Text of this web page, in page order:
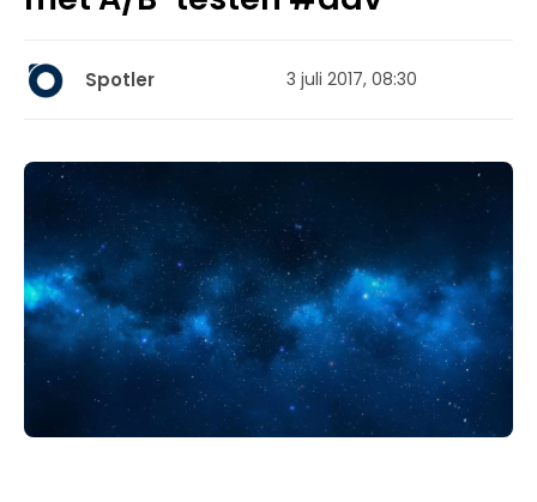
Spotler 3 juli 2017, 08:30